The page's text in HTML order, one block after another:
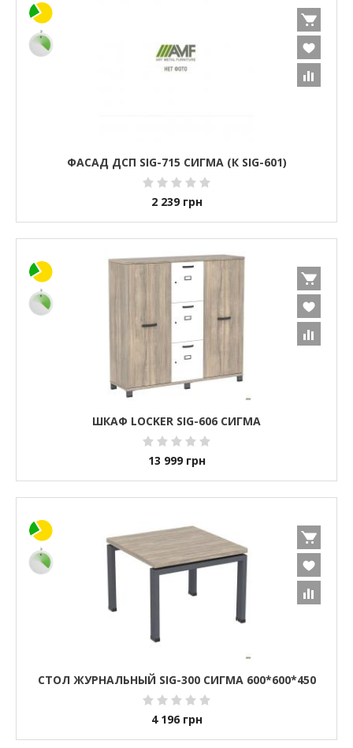
ФАСАД ДСП SIG-715 СИГМА (К SIG-601)
2 239 грн
ШКАФ LOCKER SIG-606 СИГМА
13 999 грн
СТОЛ ЖУРНАЛЬНЫЙ SIG-300 СИГМА 600*600*450
4 196 грн